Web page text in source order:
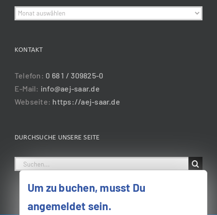
Um zu buchen, musst Du
angemeldet sein.
Archiv
KONTAKT
Telefon: 0 68 1 / 309825-0
E-Mail: info@aej-saar.de
Webseite: https://aej-saar.de
DURCHSUCHE UNSERE SEITE
Suche
nach: